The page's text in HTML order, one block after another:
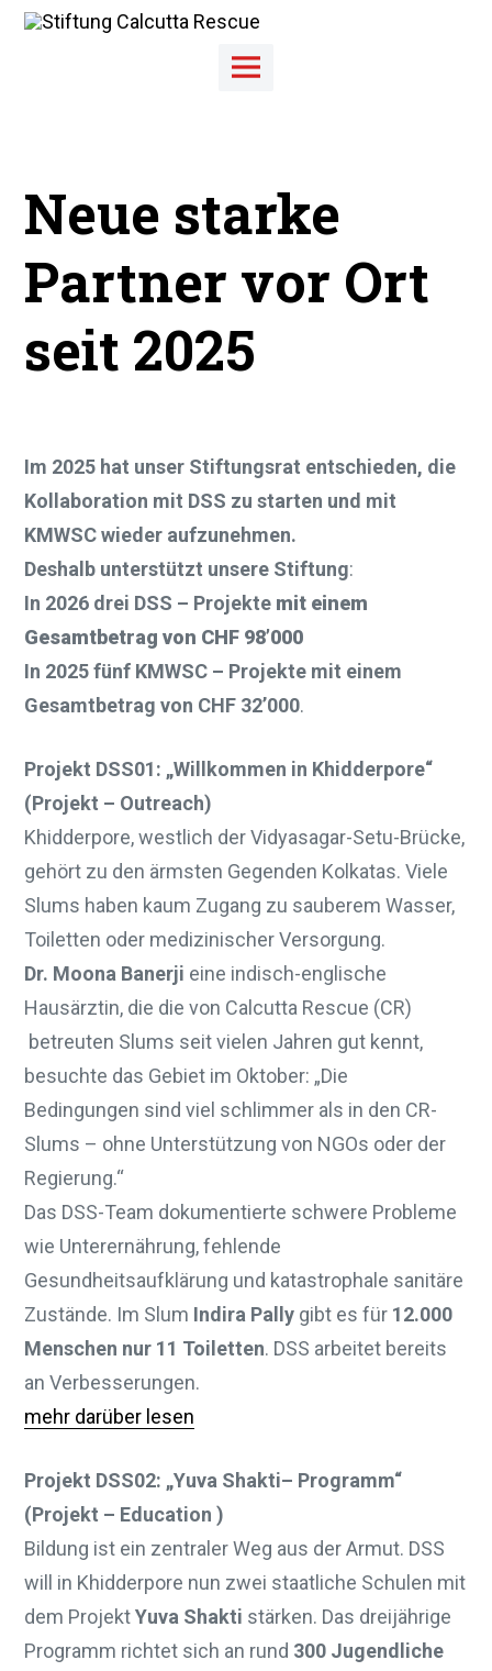
Skip
Main
Menu
Neue starke
Partner vor Ort
seit 2025
Im 2025 hat unser Stiftungsrat entschieden, die
Kollaboration mit DSS zu starten und mit
KMWSC wieder aufzunehmen.
Deshalb unterstützt unsere Stiftung:
In 2026 drei DSS – Projekte mit einem
Gesamtbetrag von CHF 98’000
In 2025 fünf KMWSC – Projekte mit einem
Gesamtbetrag von CHF 32’000.
Projekt DSS01: „Willkommen in Khidderpore“
(Projekt – Outreach)
Khidderpore, westlich der Vidyasagar-Setu-Brücke,
gehört zu den ärmsten Gegenden Kolkatas. Viele
Slums haben kaum Zugang zu sauberem Wasser,
Toiletten oder medizinischer Versorgung.
Dr. Moona Banerji eine indisch-englische
Hausärztin, die die von Calcutta Rescue (CR)
betreuten Slums seit vielen Jahren gut kennt,
besuchte das Gebiet im Oktober: „Die
Bedingungen sind viel schlimmer als in den CR-
Slums – ohne Unterstützung von NGOs oder der
Regierung.“
Das DSS-Team dokumentierte schwere Probleme
wie Unterernährung, fehlende
Gesundheitsaufklärung und katastrophale sanitäre
Zustände. Im Slum Indira Pally gibt es für 12.000
Menschen nur 11 Toiletten. DSS arbeitet bereits
an Verbesserungen.
mehr darüber lesen
Projekt DSS02: „Yuva Shakti– Programm“
(Projekt – Education )
Bildung ist ein zentraler Weg aus der Armut. DSS
will in Khidderpore nun zwei staatliche Schulen mit
dem ProjektYuva Shakti stärken. Das dreijährige
Programm richtet sich an rund 300 Jugendliche